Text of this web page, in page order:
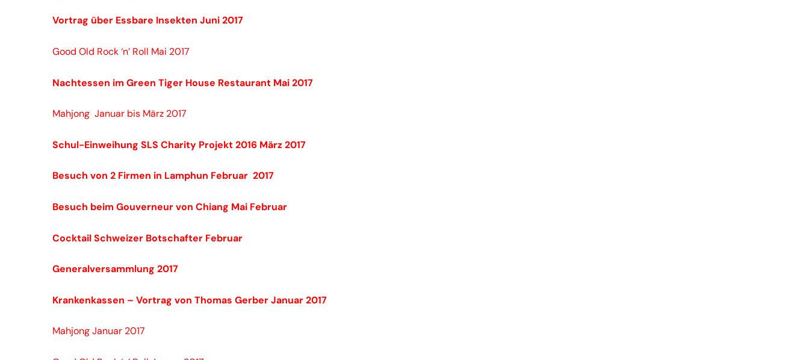
Vortrag über Essbare Insekten Juni 2017
Good Old Rock ‘n’ Roll Mai 2017
Nachtessen im Green Tiger House Restaurant Mai 2017
Mahjong Januar bis März 2017
Schul-Einweihung SLS Charity Projekt 2016 März 2017
Besuch von 2 Firmen in Lamphun Februar 2017
Besuch beim Gouverneur von Chiang Mai Februar
Cocktail Schweizer Botschafter Februar
Generalversammlung 2017
Krankenkassen – Vortrag von Thomas Gerber Januar 2017
Mahjong Januar 2017